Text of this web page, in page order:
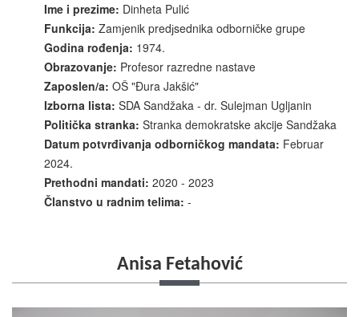
Ime i prezime: Dinheta Pulić
Funkcija: Zamјenik predјsednika odborničke grupe
Godina rođenja: 1974.
Obrazovanje: Profesor razredne nastave
Zaposlen/a: OŠ "Đura Jakšić"
Izborna lista: SDA Sandžaka - dr. Sulejman Ugljanin
Politička stranka: Stranka demokratske akcije Sandžaka
Datum potvrđivanja odborničkog mandata: Februar
2024.
Prethodni mandati: 2020 - 2023
Članstvo u radnim telima: -
Anisa Fetahović